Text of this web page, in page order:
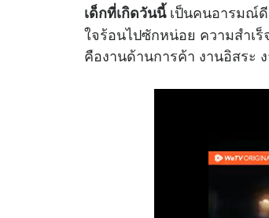
เด็กที่เกิดวันนี้เป็นคนอารมณ์ดี
ใจร้อนไปซักหน่อย ความสำเ
คืองานด้านการค้า งานอิสระ